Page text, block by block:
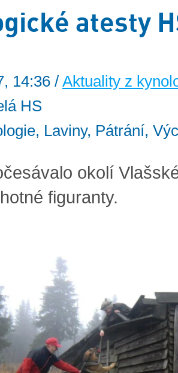
atesty
14:36 / Aktuality z
HS
Laviny, Pátrání,
okolí
figuranty.